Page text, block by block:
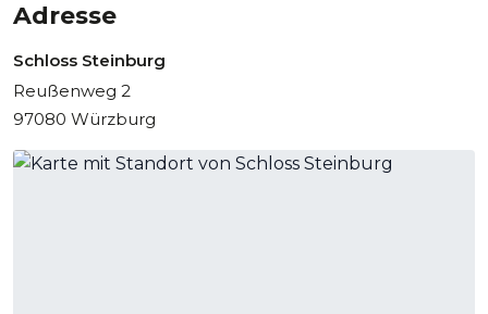
Adresse
Schloss Steinburg
Reußenweg 2
97080 Würzburg